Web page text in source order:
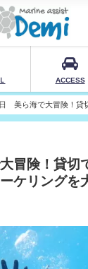
ACCESS
美ら海で大冒険！貸
冒険！貸切
ケリングを